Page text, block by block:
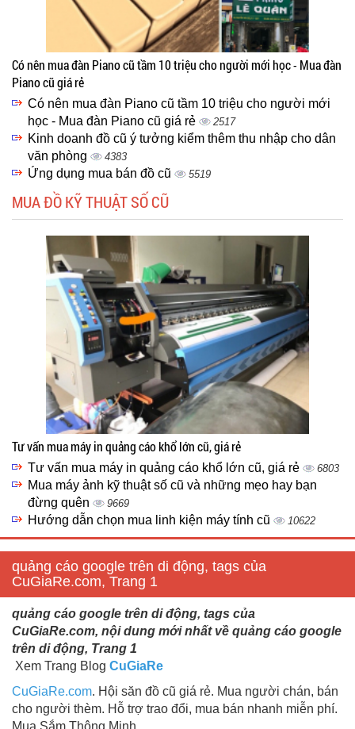
Có nên mua đàn Piano cũ tầm 10 triệu cho người mới học - Mua đàn
Piano cũ giá rẻ
Có nên mua đàn Piano cũ tầm 10 triệu cho người mới
học - Mua đàn Piano cũ giá rẻ
2517
Kinh doanh đồ cũ ý tưởng kiểm thêm thu nhập cho dân
văn phòng
4383
Ứng dụng mua bán đồ cũ 5519
MUA ĐỒ KỸ THUẬT SỐ CŨ
Tư vấn mua máy in quảng cáo khổ lớn cũ, giá rẻ
Tư vấn mua máy in quảng cáo khổ lớn cũ, giá rẻ 6803
Mua máy ảnh kỹ thuật số cũ và những mẹo hay bạn
đừng quên
9669
Hướng dẫn chọn mua linh kiện máy tính cũ 10622
quảng cáo google trên di động, tags của
CuGiaRe.com, Trang 1
quảng cáo google trên di động, tags của
CuGiaRe.com, nội dung mới nhất về quảng cáo google
trên di động, Trang 1
Xem Trang Blog CuGiaRe
CuGiaRe.com. Hội săn đồ cũ giá rẻ. Mua người chán, bán
cho người thèm. Hỗ trợ trao đổi, mua bán nhanh miễn phí.
Mua Sắm Thông Minh